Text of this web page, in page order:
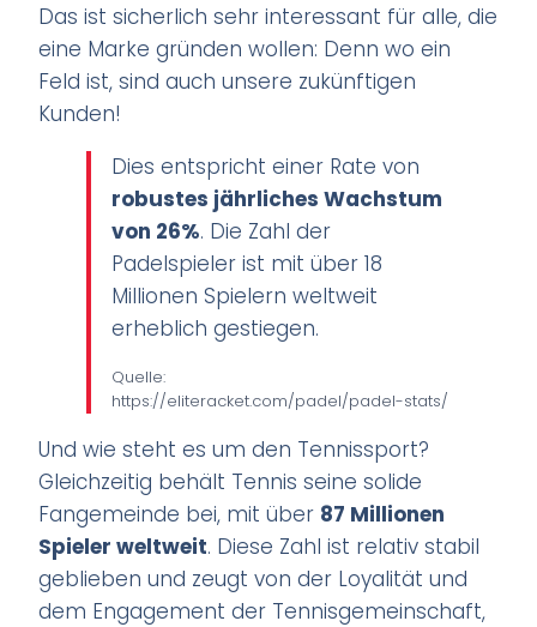
Das ist sicherlich sehr interessant für alle, die
eine Marke gründen wollen: Denn wo ein
Feld ist, sind auch unsere zukünftigen
Kunden!
Dies entspricht einer Rate von
robustes jährliches Wachstum
von 26%. Die Zahl der
Padelspieler ist mit über 18
Millionen Spielern weltweit
erheblich gestiegen.
Quelle:
https://eliteracket.com/padel/padel-stats/
Und wie steht es um den Tennissport?
Gleichzeitig behält Tennis seine solide
Fangemeinde bei, mit über 87 Millionen
Spieler weltweit. Diese Zahl ist relativ stabil
geblieben und zeugt von der Loyalität und
dem Engagement der Tennisgemeinschaft,